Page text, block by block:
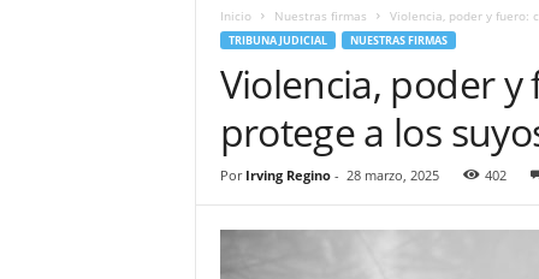
l
Inicio Nuestras firmas Violencia, poder y fuero:
TRIBUNA JUDICIAL NUESTRAS FIRMAS
Violencia, poder
protege a los
Por Irving Regino- 28 marzo, 2025 402